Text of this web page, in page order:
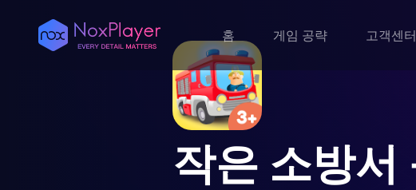
홈 게임 공략 고객센
작은 소방